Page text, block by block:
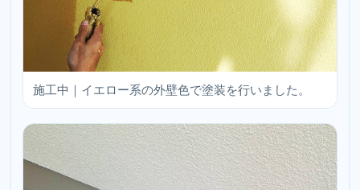
施工中｜イエロー系の外壁色で塗装を行いました。